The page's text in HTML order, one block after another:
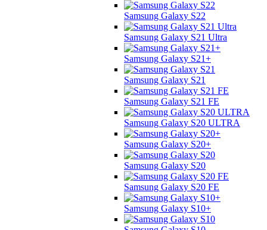
Samsung Galaxy S22
Samsung Galaxy S21 Ultra
Samsung Galaxy S21+
Samsung Galaxy S21
Samsung Galaxy S21 FE
Samsung Galaxy S20 ULTRA
Samsung Galaxy S20+
Samsung Galaxy S20
Samsung Galaxy S20 FE
Samsung Galaxy S10+